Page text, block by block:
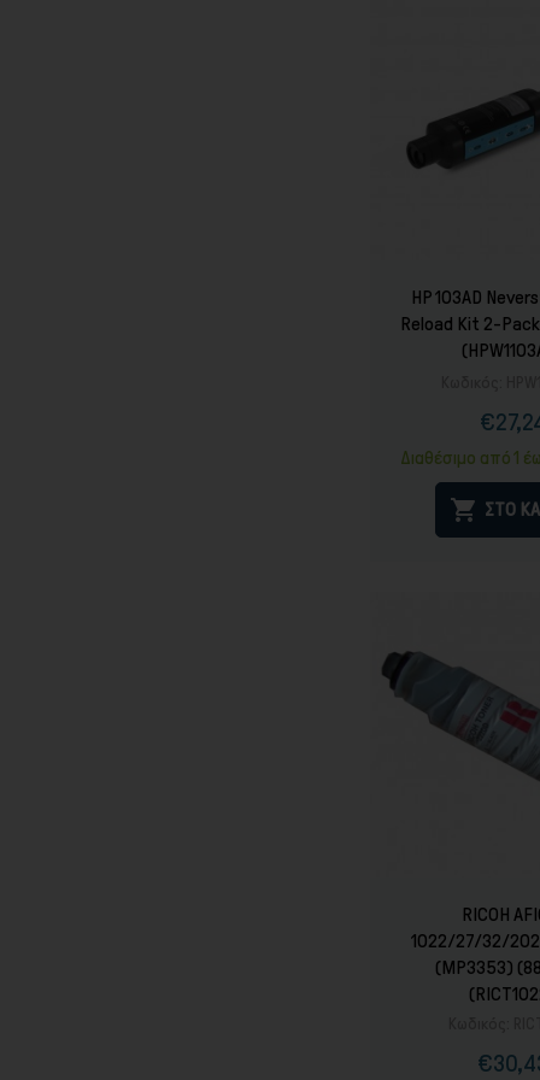
HP 103AD
Reload Kit 2-Pack
τιμή
Διαθέσιμο από 1
 ΣΤΟ
RICOH
1022/27/32/
(MP3353)